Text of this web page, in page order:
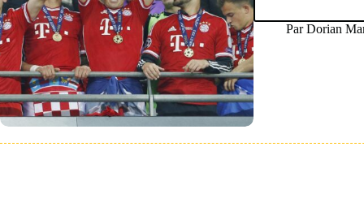
Par Dorian